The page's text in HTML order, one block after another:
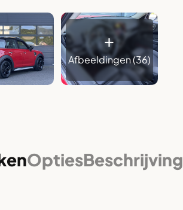
+
Afbeeldingen (36)
OptiesBeschrijving